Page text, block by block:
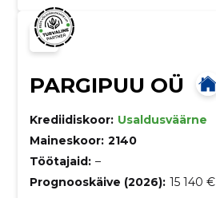
PARGIPUU OÜ
Krediidiskoor: Usaldusväärne
Maineskoor: 2140
Töötajaid: –
Prognooskäive (2026): 15 140 €